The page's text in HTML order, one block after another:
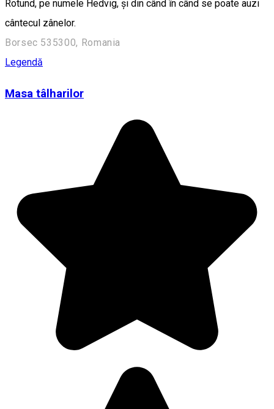
Rotund, pe numele Hedvig, și din când în când se poate auzi
cântecul zânelor.
Borsec 535300, Romania
Legendă
Masa tâlharilor